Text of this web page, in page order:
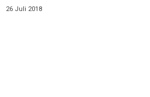
26 Juli 2018